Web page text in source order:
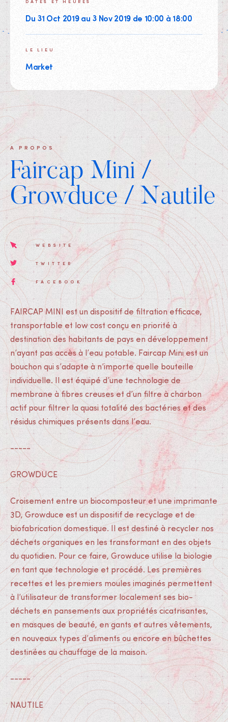
Du 31 Oct 2019 au 3 Nov 2019 de 10:00 à 18:00
LE LIEU
Market
A PROPOS
Faircap Mini /
Growduce / Nautile
WEBSITE
TWITTER
FACEBOOK
FAIRCAP MINI est un dispositif de filtration efficace,
transportable et low cost conçu en priorité à
destination des habitants de pays en développement
n’ayant pas accès à l’eau potable. Faircap Mini est un
bouchon qui s’adapte à n’importe quelle bouteille
individuelle. Il est équipé d’une technologie de
membrane à fibres creuses et d’un filtre à charbon
actif pour filtrer la quasi totalité des bactéries et des
résidus chimiques présents dans l’eau.
-----
GROWDUCE
Croisement entre un biocomposteur et une imprimante
3D, Growduce est un dispositif de recyclage et de
biofabrication domestique. Il est destiné à recycler nos
déchets organiques en les transformant en des objets
du quotidien. Pour ce faire, Growduce utilise la biologie
en tant que technologie et procédé. Les premières
recettes et les premiers moules imaginés permettent
à l’utilisateur de transformer localement ses bio-
déchets en pansements aux propriétés cicatrisantes,
en masques de beauté, en gants et autres vêtements,
en nouveaux types d’aliments ou encore en bûchettes
destinées au chauffage de la maison.
-----
NAUTILE